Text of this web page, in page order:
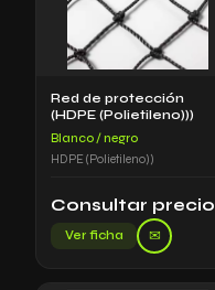
Red de protección
(HDPE (Polietileno)))
Blanco / negro
HDPE (Polietileno))
Consultar precio
Ver ficha ✉